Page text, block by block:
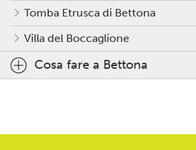
Tomba Etrusca di Bettona
Villa del Boccaglione
Cosa fare a Bettona